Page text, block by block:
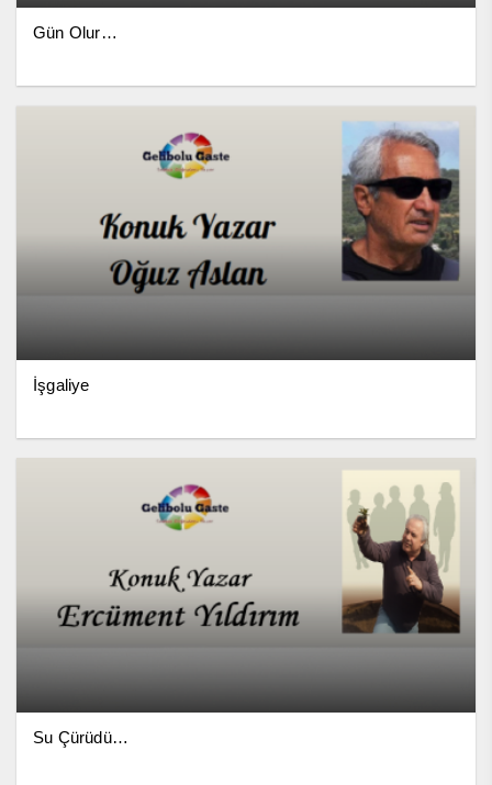
Gün Olur…
İşgaliye
Su Çürüdü…